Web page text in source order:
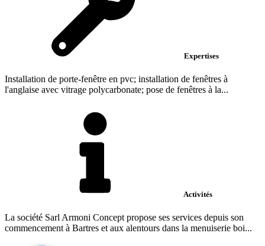
Expertises
Installation de porte-fenêtre en pvc; installation de fenêtres à
l'anglaise avec vitrage polycarbonate; pose de fenêtres à la...
Activités
La société Sarl Armoni Concept propose ses services depuis son
commencement à Bartres et aux alentours dans la menuiserie boi...